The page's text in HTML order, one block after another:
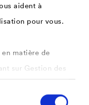
aident à
pour vous.
matière de
sur Gestion des
de confidentialité
contact
l'hydrogène